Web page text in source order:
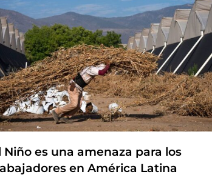
Niño es una amenaza para los
en América Latina